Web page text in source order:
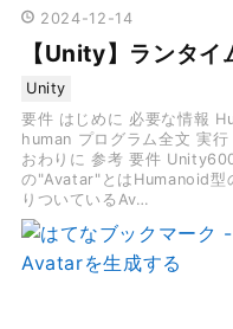
2024-12 -14
【Unity】ランタ
Unity
要件 はじめに 必要な情報
human プログラム全文 実
おわりに 参考 要件
の"Avatar"とはHumanoid型
りついているAv…